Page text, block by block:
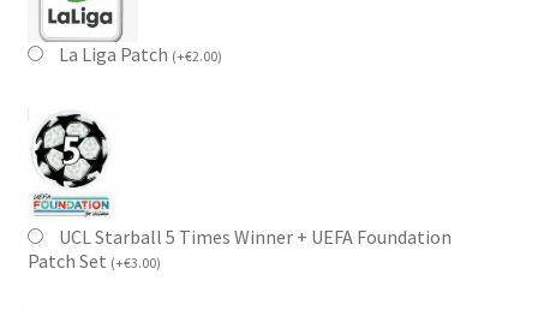
La Liga Patch (+€2.00)
UCL Starball 5 Times Winner + UEFA Foundation
Patch Set (+€3.00)